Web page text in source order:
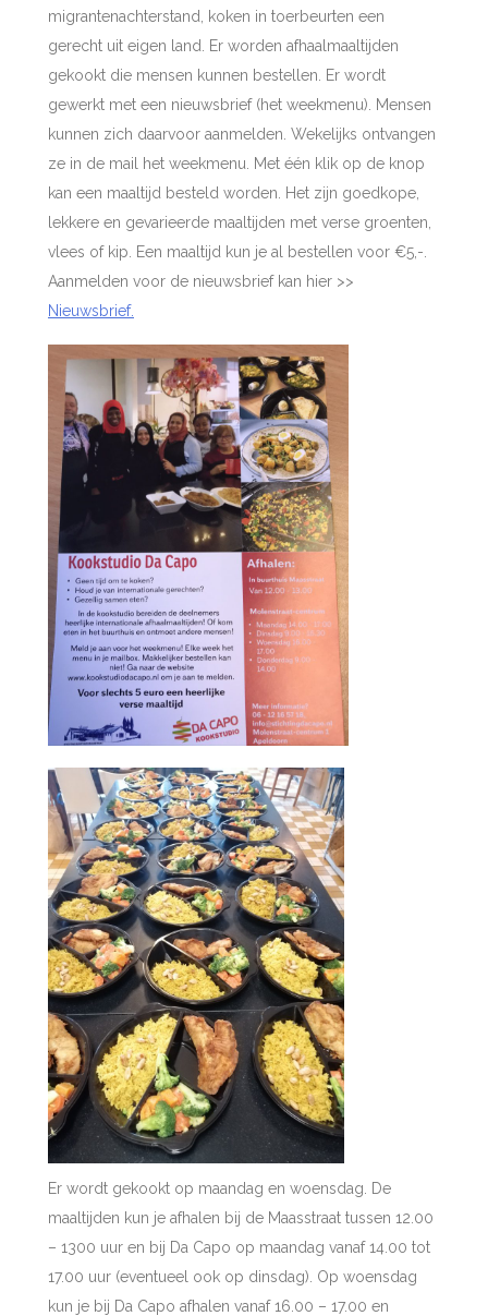
migrantenachterstand, koken in toerbeurten een
gerecht uit eigen land. Er worden afhaalmaaltijden
gekookt die mensen kunnen bestellen. Er wordt
gewerkt met een nieuwsbrief (het weekmenu). Mensen
kunnen zich daarvoor aanmelden. Wekelijks ontvangen
ze in de mail het weekmenu. Met één klik op de knop
kan een maaltijd besteld worden. Het zijn goedkope,
lekkere en gevarieerde maaltijden met verse groenten,
vlees of kip. Een maaltijd kun je al bestellen voor €5,-.
Aanmelden voor de nieuwsbrief kan hier >>
Nieuwsbrief.
Er wordt gekookt op maandag en woensdag. De
maaltijden kun je afhalen bij de Maasstraat tussen 12.00
– 1300 uur en bij Da Capo op maandag vanaf 14.00 tot
17.00 uur (eventueel ook op dinsdag). Op woensdag
kun je bij Da Capo afhalen vanaf 16.00 – 17.00 en